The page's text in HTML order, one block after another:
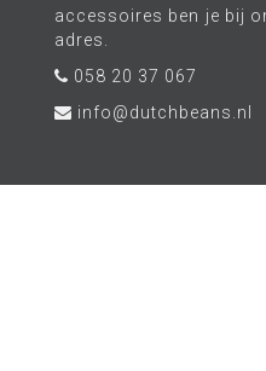
accessoires ben je bij
adres.
058 20 37 067
info@dutchbeans.nl